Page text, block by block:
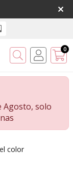
Buscar 0
Agosto, solo
color